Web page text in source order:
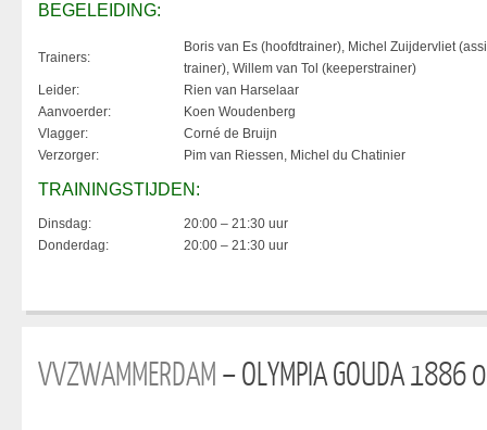
BEGELEIDING:
Trainers:
Boris van Es (hoofdtrainer), Michel Zuijdervliet
trainer), Willem van Tol (keeperstrainer)
Leider:
Rien van Harselaar
Aanvoerder:
Koen Woudenberg
Vlagger:
Corné de Bruijn
Verzorger:
Pim van Riessen, Michel du Chatinier
TRAININGSTIJDEN:
Dinsdag:
20:00 – 21:30 uur
Donderdag:
20:00 – 21:30 uur
VVZWAMMERDAM– OLYMPIA GOUDA 1886